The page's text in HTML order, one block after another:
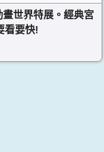
世界特展。經典宮
看要快!